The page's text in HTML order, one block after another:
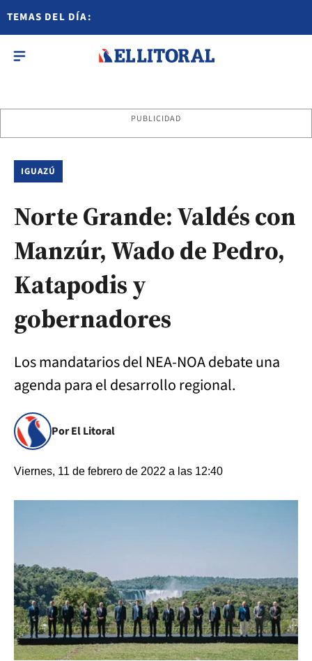
TEMAS DEL DÍA:
PUBLICIDAD
IGUAZÚ
Norte Grande: Valdés con
Manzúr, Wado de Pedro,
Katapodis y
gobernadores
Los mandatarios del NEA-NOA debate una
agenda para el desarrollo regional.
Por El Litoral
Viernes, 11 de febrero de 2022 a las 12:40